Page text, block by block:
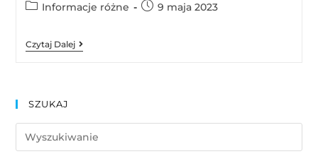
Informacje różne 9 maja 2023
Czytaj Dalej
SZUKAJ